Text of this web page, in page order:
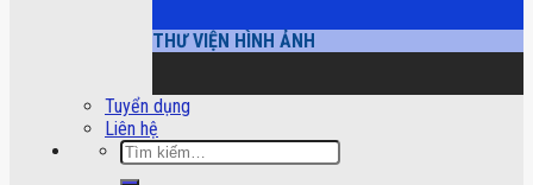
THƯ VIỆN HÌNH ẢNH
Tuyển dụng
Liên hệ
Tìm
kiếm: